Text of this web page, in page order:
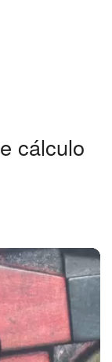
cálculo